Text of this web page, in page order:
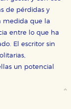
de pérdidas y
medida que la
entre lo que ha
El escritor sin
un potencial